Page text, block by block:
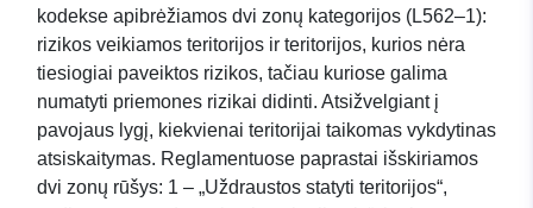
kodekse apibrėžiamos dvi zonų kategorijos (L562–1):
rizikos veikiamos teritorijos ir teritorijos, kurios nėra
tiesiogiai paveiktos rizikos, tačiau kuriose galima
numatyti priemones rizikai didinti. Atsižvelgiant į
pavojaus lygį, kiekvienai teritorijai taikomas vykdytinas
atsiskaitymas. Reglamentuose paprastai išskiriamos
dvi zonų rūšys: 1 – „Uždraustos statyti teritorijos“,